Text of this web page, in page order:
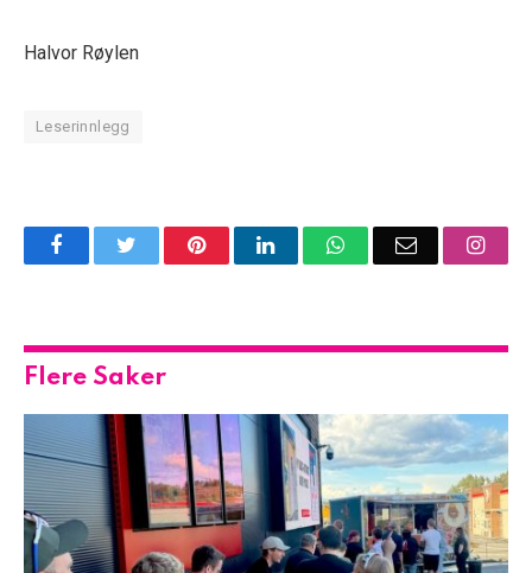
Halvor Røylen
Leserinnlegg
FacebookTwitter PinterestLinkedInWhatsAppEmail
Flere Saker